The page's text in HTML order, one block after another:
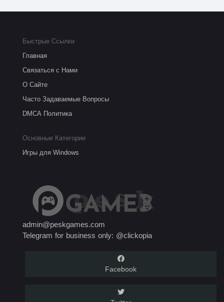
Быстрые Ссылки
Главная
Связаться с Нами
О Сайте
Часто Задаваемые Вопросы
DMCA Политика
Основные Категории
Игры для Windows
admin@peskgames.com
Telegram for business only: @clickopia
Facebook